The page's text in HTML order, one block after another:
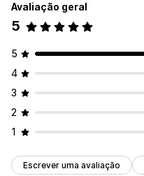
Avaliação geral
5
5
4
3
2
1
Escrever uma avaliação